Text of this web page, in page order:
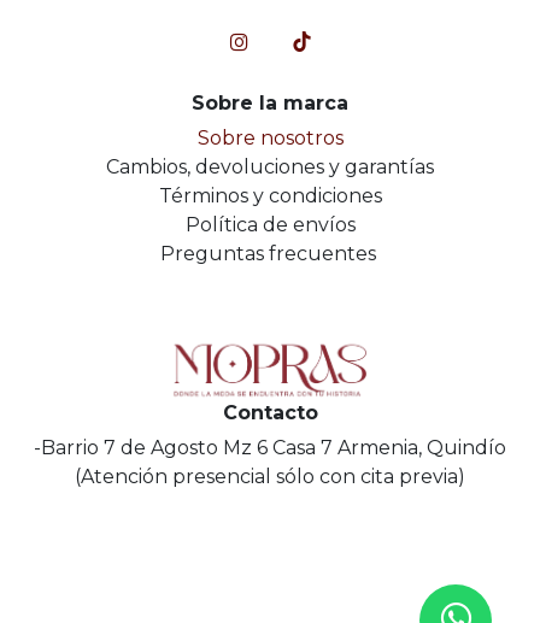
Sobre la marca
Sobre nosotros
Cambios, devoluciones y garantías
Términos y condiciones
Política de envíos
Preguntas frecuentes
Contacto
-Barrio 7 de Agosto Mz 6 Casa 7 Armenia, Quindío
(Atención presencial sólo con cita previa)